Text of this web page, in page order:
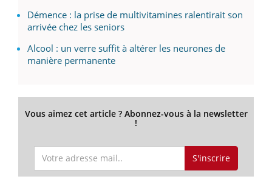
Démence : la prise de multivitamines ralentirait son
arrivée chez les seniors
Alcool : un verre suffit à altérer les neurones de
manière permanente
Vous aimez cet article ? Abonnez-vous à la newsletter
!
S'inscrire